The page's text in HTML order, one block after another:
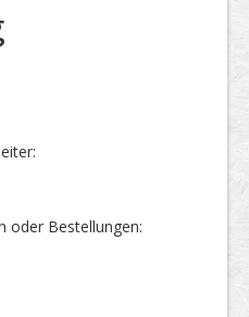
oder Bestellungen: